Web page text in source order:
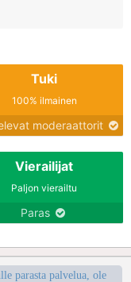
Tuki
100% ilmainen
moderaattorit
Vierailijat
Paljon vierailtu
Paras
parasta palvelua, ole